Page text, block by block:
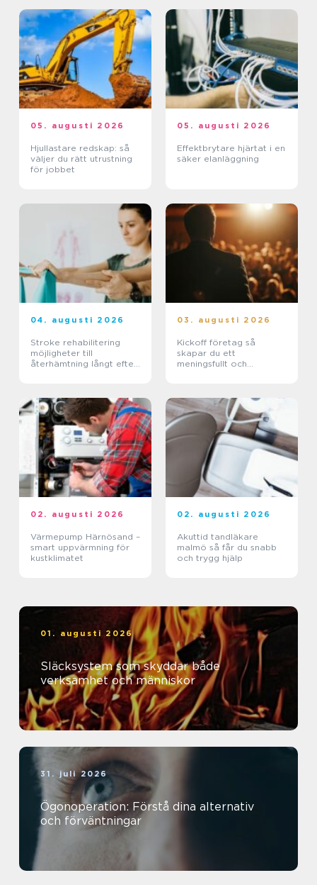
05. augusti 2026
Hjullastare redskap: så
väljer du rätt utrustning
för jobbet
05. augusti 2026
Effektbrytare hjärtat i en
säker elanläggning
04. augusti 2026
Stroke rehabilitering
möjligheter till
återhämtning långt efter
03. augusti 2026
Kickoff företag så
skapar du ett
meningsfullt och
02. augusti 2026
Värmepump Härnösand –
smart uppvärmning för
kustklimatet
02. augusti 2026
Akuttid tandläkare
malmö så får du snabb
och trygg hjälp
01. augusti 2026
Släcksystem som skyddar både
verksamhet och människor
31. juli 2026
Ögonoperation: Förstå dina alternativ
och förväntningar